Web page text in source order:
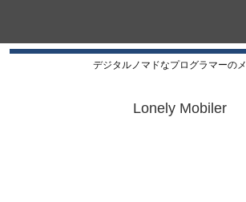
デジタルノマドなプログラマーの
Lonely Mobiler